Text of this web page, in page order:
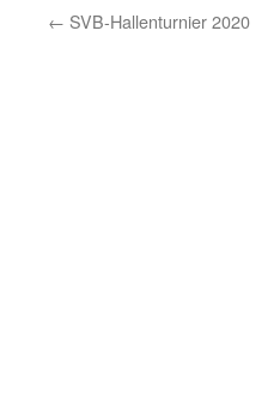
← SVB-Hallenturnier 2020